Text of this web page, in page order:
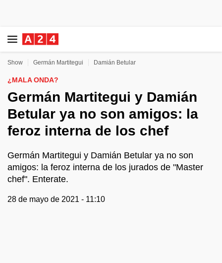
Show Germán Martitegui Damián Betular
¿MALA ONDA?
Germán Martitegui y Damián
Betular ya no son amigos: la
feroz interna de los chef
Germán Martitegui y Damián Betular ya no son
amigos: la feroz interna de los jurados de "Master
chef". Enterate.
28 de mayo de 2021 - 11:10